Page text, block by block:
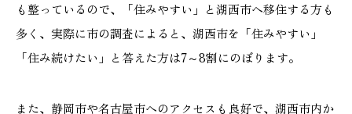
も整っているので、「住みやすい」と湖西市へ移住する方も
多く、実際に市の調査によると、湖西市を「住みやすい」
「住み続けたい」と答えた方は7～8割にのぼります。
また、静岡市や名古屋市へのアクセスも良好で、湖西市内か